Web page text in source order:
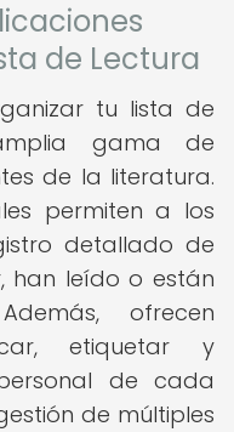
de Lectura
tu lista de
gama de
de la literatura.
permiten a los
detallado de
han leído o están
ofrecen
etiquetar y
de cada
de múltiples